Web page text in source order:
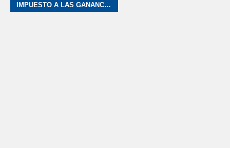
IMPUESTO A LAS GANANCIAS